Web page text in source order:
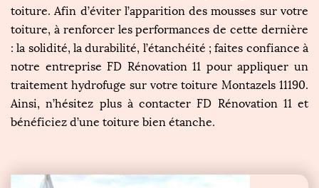
toiture. Afin d’éviter l’apparition des mousses sur votre
toiture, à renforcer les performances de cette dernière
: la solidité, la durabilité, l’étanchéité ; faites confiance à
notre entreprise FD Rénovation 11 pour appliquer un
traitement hydrofuge sur votre toiture Montazels 11190.
Ainsi, n’hésitez plus à contacter FD Rénovation 11 et
bénéficiez d’une toiture bien étanche.